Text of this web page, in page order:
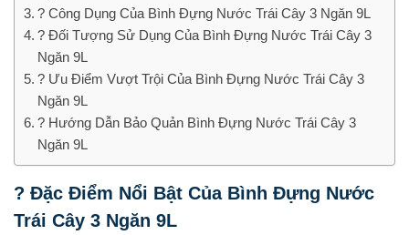
? Công Dụng Của Bình Đựng Nước Trái Cây 3 Ngăn 9L
? Đối Tượng Sử Dụng Của Bình Đựng Nước Trái Cây 3
Ngăn 9L
? Ưu Điểm Vượt Trội Của Bình Đựng Nước Trái Cây 3
Ngăn 9L
? Hướng Dẫn Bảo Quản Bình Đựng Nước Trái Cây 3
Ngăn 9L
? Đặc Điểm Nổi Bật Của Bình Đựng Nước
Trái Cây 3 Ngăn 9L